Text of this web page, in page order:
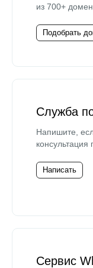
из 700+
Подобрать
Служба
Напишите,
консультация
Написать
Сервис